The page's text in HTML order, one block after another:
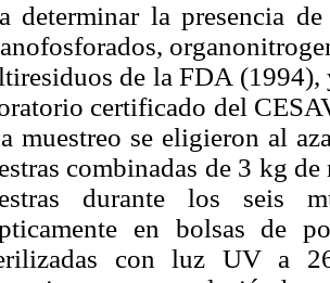
determinar la presencia
de la FDA (1994),
certificado del
muestreo se eligieron al
combinadas de 3 kg
durante los seis
en bolsas de
con luz UV a